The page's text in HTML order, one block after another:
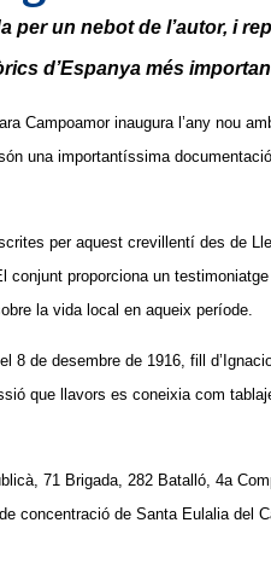
per un nebot de l’autor, i
d’Espanya més
Campoamor inaugura l’any nou
una importantíssima
per aquest crevillentí des de
conjunt proporciona un
la vida local en aqueix període.
8 de desembre de 1916, fill
que llavors es coneixia com
71 Brigada, 282 Batalló, 4a
concentració de Santa Eulalia del